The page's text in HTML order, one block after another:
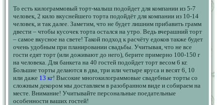
То есть килограммовый торт-малыш подойдет для компании из 5-7
человек, 2 кило вкуснейшего торта подойдёт для компании из 10-14
человек, и так далее. Заметим, что не будет лишним прибавить грамм
двести – чтобы кусочек торта остался на утро. Ведь вчерашний торт
– самое вкусное на свете! Такой подход к расчёту едоков также будет
очень удобным при планировании свадьбы. Учитывая, что не все
гости едят торт (или доживают до него), берите примерно 100-150 г
на человека. Для банкета на 40 гостей подойдет торт весом 6 кг.
Большие торты делаются в два, три или четыре яруса и весят 6, 10
или даже 13 кг! Высокие многокилограммовые свадебные торты со
сложным декором мы доставляем в разобранном виде и собираем на
месте. Внимание! Учитывайте персональные поедательные
особенности ваших гостей!